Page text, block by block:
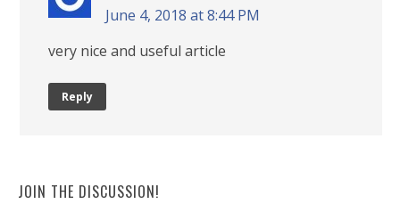
June 4, 2018 at 8:44 PM
very nice and useful article
Reply
JOIN THE DISCUSSION!